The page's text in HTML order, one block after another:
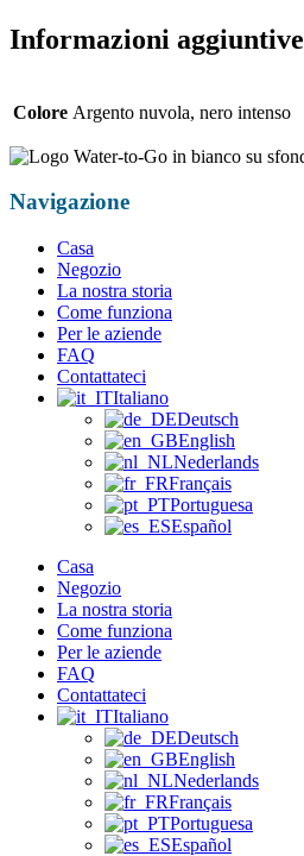
Informazioni aggiuntive
Colore Argento nuvola, nero intenso
Navigazione
Casa
Negozio
La nostra storia
Come funziona
Per le aziende
FAQ
Contattateci
Italiano
Deutsch
English
Nederlands
Français
Portuguesa
Español
Casa
Negozio
La nostra storia
Come funziona
Per le aziende
FAQ
Contattateci
Italiano
Deutsch
English
Nederlands
Français
Portuguesa
Español